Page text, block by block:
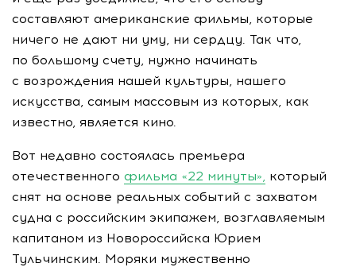
составляют американские фильмы, которые
ничего не дают ни уму, ни сердцу. Так что,
по большому счету, нужно начинать
с возрождения нашей культуры, нашего
искусства, самым массовым из которых, как
известно, является кино.
Вот недавно состоялась премьера
отечественного фильма «22 минуты», который
снят на основе реальных событий с захватом
судна с российским экипажем, возглавляемым
капитаном из Новороссийска Юрием
Тульчинским. Моряки мужественно